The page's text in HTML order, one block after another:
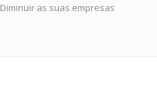
Diminuir as suas empresas